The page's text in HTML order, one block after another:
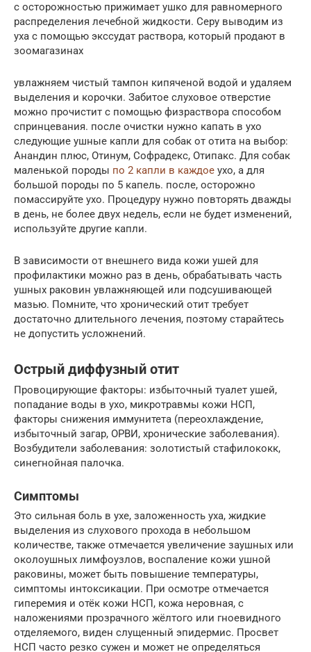
с осторожностью прижимает ушко для равномерного
распределения лечебной жидкости. Серу выводим из
уха с помощью экссудат раствора, который продают в
зоомагазинах
увлажняем чистый тампон кипяченой водой и удаляем
выделения и корочки. Забитое слуховое отверстие
можно прочистит с помощью физраствора способом
спринцевания. после очистки нужно капать в ухо
следующие ушные капли для собак от отита на выбор:
Анандин плюс, Отинум, Софрадекс, Отипакс. Для собак
маленькой породы по 2 капли в каждое ухо, а для
большой породы по 5 капель. после, осторожно
помассируйте ухо. Процедуру нужно повторять дважды
в день, не более двух недель, если не будет изменений,
используйте другие капли.
В зависимости от внешнего вида кожи ушей для
профилактики можно раз в день, обрабатывать часть
ушных раковин увлажняющей или подсушивающей
мазью. Помните, что хронический отит требует
достаточно длительного лечения, поэтому старайтесь
не допустить усложнений.
Острый диффузный отит
Провоцирующие факторы: избыточный туалет ушей,
попадание воды в ухо, микротравмы кожи НСП,
факторы снижения иммунитета (переохлаждение,
избыточный загар, ОРВИ, хронические заболевания).
Возбудители заболевания: золотистый стафилококк,
синегнойная палочка.
Симптомы
Это сильная боль в ухе, заложенность уха, жидкие
выделения из слухового прохода в небольшом
количестве, также отмечается увеличение заушных или
околоушных лимфоузлов, воспаление кожи ушной
раковины, может быть повышение температуры,
симптомы интоксикации. При осмотре отмечается
гиперемия и отёк кожи НСП, кожа неровная, с
наложениями прозрачного жёлтого или гноевидного
отделяемого, виден слущенный эпидермис. Просвет
НСП часто резко сужен и может не определяться